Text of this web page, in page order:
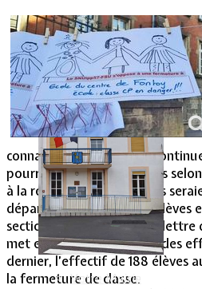
Vie Municipale
Votre Mairie
connaîtraient une baisse
pourraient être décomptés selon
à la rentrée 2019. 36 élèves
départ vers le collège, 35 élèves
sections maternelles).Une lettre
met en avant cette baisse des
dernier, l’effectif de 188 élèves
la fermeture de classe.